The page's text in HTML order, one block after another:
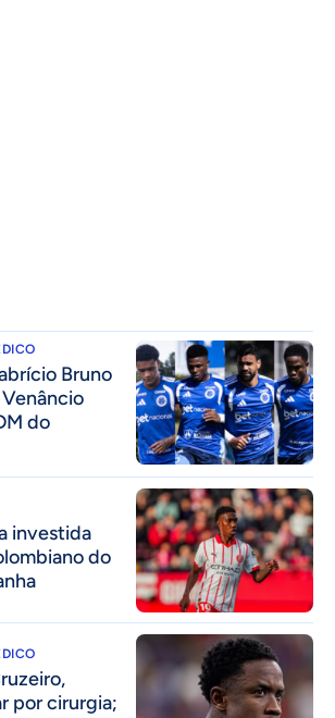
Bruno
do
investida
do
por cirurgia;